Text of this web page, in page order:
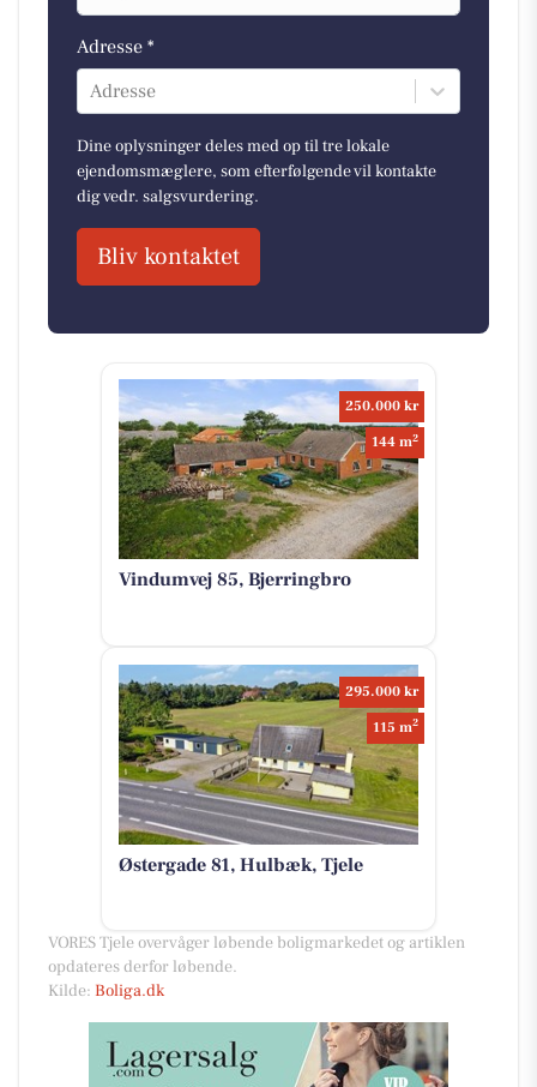
Adresse *
Adresse
Dine oplysninger deles med op til tre lokale
ejendomsmæglere, som efterfølgende vil kontakte
dig vedr. salgsvurdering.
Bliv kontaktet
250.000 kr
144 m2
Vindumvej 85, Bjerringbro
295.000 kr
115 m2
Østergade 81, Hulbæk, Tjele
VORES Tjele overvåger løbende boligmarkedet og artiklen
opdateres derfor løbende.
Kilde: Boliga.dk